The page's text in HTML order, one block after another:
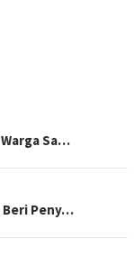
Sa…
Beri Peny…